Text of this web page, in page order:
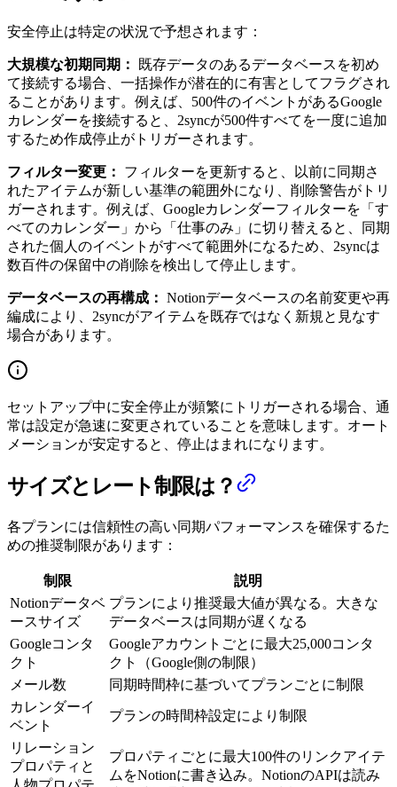
安全停止は特定の状況で予想されます：
大規模な初期同期：
既存データのあるデータベースを初め
て接続する場合、一括操作が潜在的に有害としてフラグされ
ることがあります。例えば、500件のイベントがあるGoogle
カレンダーを接続すると、2syncが500件すべてを一度に追加
するため作成停止がトリガーされます。
フィルター変更：
フィルターを更新すると、以前に同期さ
れたアイテムが新しい基準の範囲外になり、削除警告がトリ
ガーされます。例えば、Googleカレンダーフィルターを「す
べてのカレンダー」から「仕事のみ」に切り替えると、同期
された個人のイベントがすべて範囲外になるため、2syncは
数百件の保留中の削除を検出して停止します。
データベースの再構成： Notionデータベースの名前変更や再
編成により、2syncがアイテムを既存ではなく新規と見なす
場合があります。
セットアップ中に安全停止が頻繁にトリガーされる場合、通
常は設定が急速に変更されていることを意味します。オート
メーションが安定すると、停止はまれになります。
サイズとレート制限は？
各プランには信頼性の高い同期パフォーマンスを確保するた
めの推奨制限があります：
制限
説明
Notionデータベ
ースサイズ
プランにより推奨最大値が異なる。大きな
データベースは同期が遅くなる
Googleコンタ
クト
Googleアカウントごとに最大25,000コンタ
クト（Google側の制限）
メール数
同期時間枠に基づいてプランごとに制限
カレンダーイ
ベント
プランの時間枠設定により制限
リレーション
プロパティと
プロパティごとに最大100件のリンクアイテ
ムをNotionに書き込み。NotionのAPIは読み